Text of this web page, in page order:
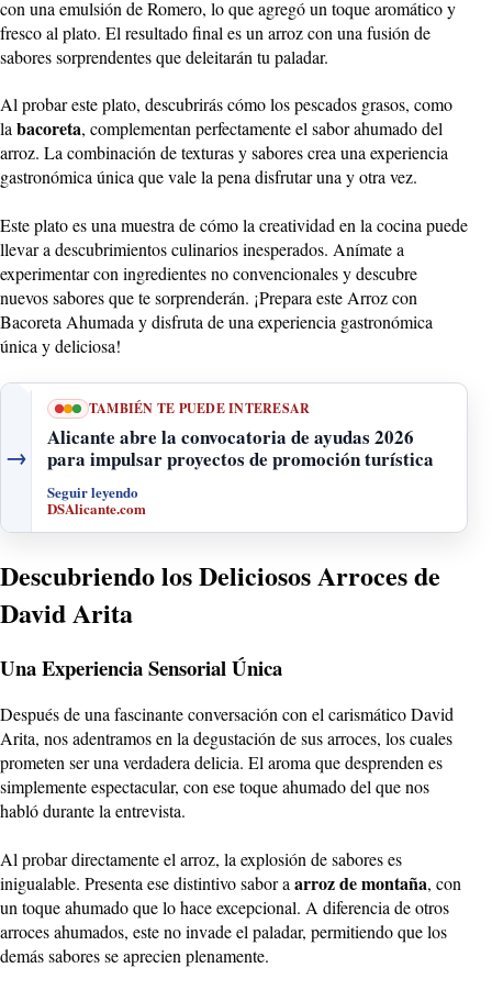
con una emulsión de Romero, lo que agregó un toque aromático y
fresco al plato. El resultado final es un arroz con una fusión de
sabores sorprendentes que deleitarán tu paladar.
Al probar este plato, descubrirás cómo los pescados grasos, como
labacoreta, complementan perfectamente el sabor ahumado del
arroz. La combinación de texturas y sabores crea una experiencia
gastronómica única que vale la pena disfrutar una y otra vez.
Este plato es una muestra de cómo la creatividad en la cocina puede
llevar a descubrimientos culinarios inesperados. Anímate a
experimentar con ingredientes no convencionales y descubre
nuevos sabores que te sorprenderán. ¡Prepara este Arroz con
Bacoreta Ahumada y disfruta de una experiencia gastronómica
única y deliciosa!
→
TAMBIÉN TE PUEDE INTERESAR
Alicante abre la convocatoria de ayudas 2026
para impulsar proyectos de promoción turística
Seguir leyendo
DSAlicante.com
Descubriendo los Deliciosos Arroces de
David Arita
Una Experiencia Sensorial Única
Después de una fascinante conversación con el carismático David
Arita, nos adentramos en la degustación de sus arroces, los cuales
prometen ser una verdadera delicia. El aroma que desprenden es
simplemente espectacular, con ese toque ahumado del que nos
habló durante la entrevista.
Al probar directamente el arroz, la explosión de sabores es
inigualable. Presenta ese distintivo sabor a arroz de montaña, con
un toque ahumado que lo hace excepcional. A diferencia de otros
arroces ahumados, este no invade el paladar, permitiendo que los
demás sabores se aprecien plenamente.